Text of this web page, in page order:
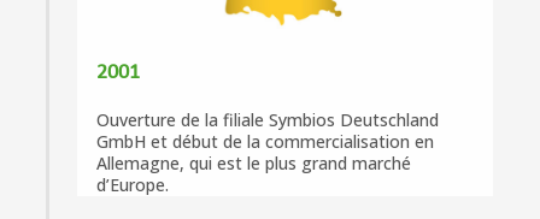
2001
Ouverture de la filiale Symbios Deutschland
GmbH et début de la commercialisation en
Allemagne, qui est le plus grand marché
d’Europe.